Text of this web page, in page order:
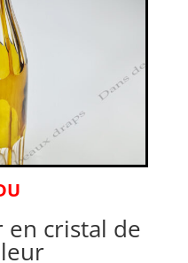
en cristal de